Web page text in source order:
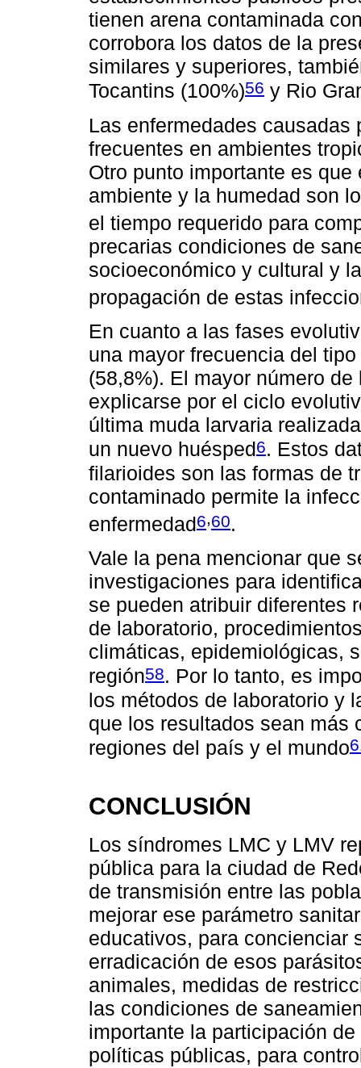
tienen arena contaminada
corrobora los datos de la
similares y superiores,
Tocantins (100%)56 y Rio
Las enfermedades
frecuentes en ambientes
Otro punto importante es
ambiente y la humedad son
el tiempo requerido para
precarias condiciones de
socioeconómico y cultural y
propagación de estas
En cuanto a las fases
una mayor frecuencia del
(58,8%). El mayor número
explicarse por el ciclo
última muda larvaria
un nuevo huésped6. Estos
filarioides son las formas de
contaminado permite la
enfermedad6,60.
Vale la pena mencionar que
investigaciones para
se pueden atribuir diferentes
de laboratorio,
climáticas, epidemiológicas,
región58. Por lo tanto, es
los métodos de laboratorio y
que los resultados sean más
regiones del país y el mundo
CONCLUSIÓN
Los síndromes LMC y LMV
pública para la ciudad de
de transmisión entre las
mejorar ese parámetro
educativos, para concienciar
erradicación de esos
animales, medidas de
las condiciones de
importante la participación
políticas públicas, para